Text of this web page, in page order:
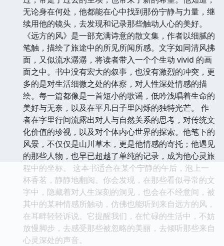
无论身在何处，他都能在心中找到那份宁静与力量，继
续用他的镜头，去发现和记录那些触动人心的美好。
《远方的风》是一部充满诗意的散文集，作者以细腻的
笔触，描绘了旅途中的所见所闻所感。文字如同清风拂
面，又似流水潺潺，将读者带入一个个生动 vivid 的画
面之中。书中没有宏大的叙事，也没有激烈的冲突，更
多的是对生活细微之处的体察，对人性深处情感的描
绘。每一篇都像是一首短小的歌谣，低吟浅唱着生命的
美好与无奈，以及在平凡日子里闪烁的独特光芒。 作
者在字里行间流露出对人与自然关系的思考，对传统文
化价值的珍视，以及对个体内心世界的探索。他笔下的
风景，不仅仅是山川草木，更是他情感的寄托；他遇见
的那些人物，也早已超越了单纯的记录，成为他心灵旅
程中的坐标。 这本书适合在某个宁静的午后，泡上一
杯香茗，静静地翻阅。你会发现，在那些看似寻常的文
字中，隐藏着对人生深刻的洞见，也会在不经意间，被
其中的某种情感所触动，仿佛也能听到来自远方的风，
在耳畔轻轻诉说。它提醒我们，在忙碌的生活中，不妨
放慢脚步，去感受那些被忽略的美丽，去倾听那些来自
心灵深处的声音。